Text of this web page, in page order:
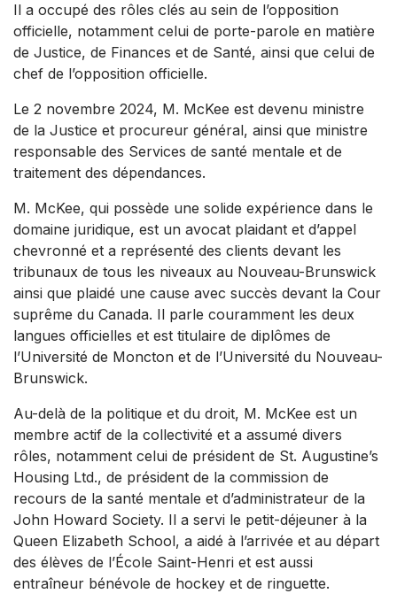
Il a occupé des rôles clés au sein de l’opposition
officielle, notamment celui de porte-parole en matière
de Justice, de Finances et de Santé, ainsi que celui de
chef de l’opposition officielle.
Le 2 novembre 2024, M. McKee est devenu ministre
de la Justice et procureur général, ainsi que ministre
responsable des Services de santé mentale et de
traitement des dépendances.
M. McKee, qui possède une solide expérience dans le
domaine juridique, est un avocat plaidant et d’appel
chevronné et a représenté des clients devant les
tribunaux de tous les niveaux au Nouveau-Brunswick
ainsi que plaidé une cause avec succès devant la Cour
suprême du Canada. Il parle couramment les deux
langues officielles et est titulaire de diplômes de
l’Université de Moncton et de l’Université du Nouveau-
Brunswick.
Au-delà de la politique et du droit, M. McKee est un
membre actif de la collectivité et a assumé divers
rôles, notamment celui de président de St. Augustine’s
Housing Ltd., de président de la commission de
recours de la santé mentale et d’administrateur de la
John Howard Society. Il a servi le petit-déjeuner à la
Queen Elizabeth School, a aidé à l’arrivée et au départ
des élèves de l’École Saint-Henri et est aussi
entraîneur bénévole de hockey et de ringuette.